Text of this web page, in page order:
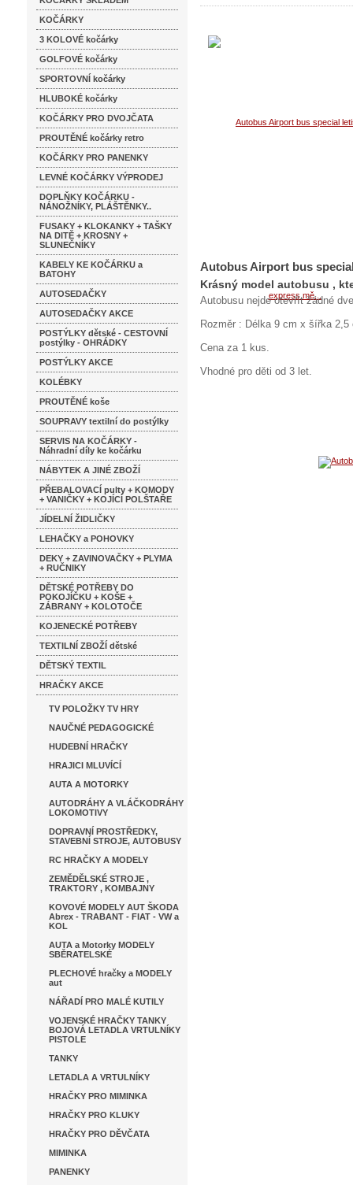
KOČÁRKY
3 KOLOVÉ kočárky
GOLFOVÉ kočárky
SPORTOVNÍ kočárky
HLUBOKÉ kočárky
KOČÁRKY PRO DVOJČATA
PROUTĚNÉ kočárky retro
KOČÁRKY PRO PANENKY
LEVNÉ KOČÁRKY VÝPRODEJ
DOPLŇKY KOČÁRKU -
NÁNOŽNÍKY, PLÁŠTĚNKY..
FUSAKY + KLOKANKY + TAŠKY
NA DITĚ + KROSNY +
SLUNEČNÍKY
KABELY KE KOČÁRKU a
BATOHY
AUTOSEDAČKY
AUTOSEDAČKY AKCE
POSTÝLKY dětské - CESTOVNÍ
postýlky - OHRÁDKY
POSTÝLKY AKCE
KOLÉBKY
PROUTĚNÉ koše
SOUPRAVY textilní do postýlky
SERVIS NA KOČÁRKY -
Náhradní díly ke kočárku
NÁBYTEK A JINÉ ZBOŽÍ
PŘEBALOVACÍ pulty + KOMODY
+ VANIČKY + KOJÍCÍ POLŠTAŘE
JÍDELNÍ ŽIDLIČKY
LEHAČKY a POHOVKY
DEKY + ZAVINOVAČKY + PLYMA
+ RUČNIKY
DĚTSKÉ POTŘEBY DO
POKOJÍČKU + KOŠE +
ZÁBRANY + KOLOTOČE
KOJENECKÉ POTŘEBY
TEXTILNÍ ZBOŽÍ dětské
DĚTSKÝ TEXTIL
HRAČKY AKCE
TV POLOŽKY TV HRY
NAUČNÉ PEDAGOGICKÉ
HUDEBNÍ HRAČKY
HRAJICI MLUVÍCÍ
AUTA A MOTORKY
AUTODRÁHY A VLÁČKODRÁHY
LOKOMOTIVY
DOPRAVNÍ PROSTŘEDKY,
STAVEBNÍ STROJE, AUTOBUSY
RC HRAČKY A MODELY
ZEMĚDĚLSKÉ STROJE ,
TRAKTORY , KOMBAJNY
KOVOVÉ MODELY AUT ŠKODA
Abrex - TRABANT - FIAT - VW a
KOL
AUTA a Motorky MODELY
SBĚRATELSKÉ
PLECHOVÉ hračky a MODELY
aut
NÁŘADÍ PRO MALÉ KUTILY
VOJENSKÉ HRAČKY TANKY
BOJOVÁ LETADLA VRTULNÍKY
PISTOLE
TANKY
LETADLA A VRTULNÍKY
HRAČKY PRO MIMINKA
HRAČKY PRO KLUKY
HRAČKY PRO DĚVČATA
MIMINKA
PANENKY
Autobus Airport bus
Krásný model autobusu ,
Autobusu nejde otevřít žádné
Rozměr : Délka 9 cm x šířka
Cena za 1 kus.
Vhodné pro děti od 3 let.